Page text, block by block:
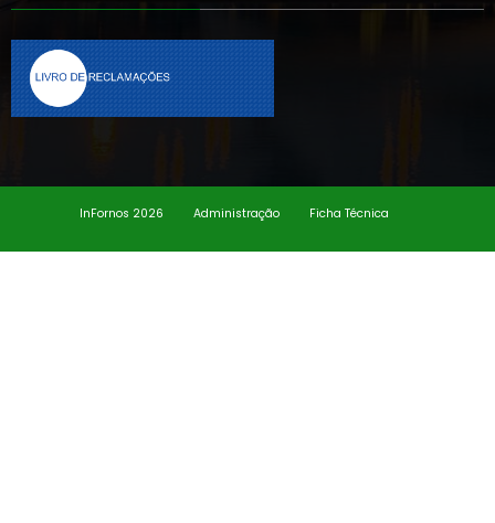
InFornos 2026 Administração Ficha Técnica